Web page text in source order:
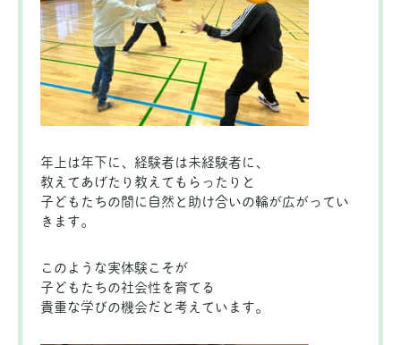
年上は年下に、経験者は未経験者に、
教えてあげたり教えてもらったりと
子どもたちの間に自然と助け合いの輪が広がってい
きます。
このような実体験こそが
子どもたちの社会性を育てる
貴重な学びの機会だと考えています。